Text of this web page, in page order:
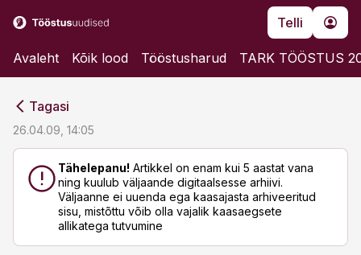
Telli
Avaleht Kõik lood Tööstusharud TARK TÖÖSTUS
Tagasi
26.04.09, 14:05
Tähelepanu! Artikkel on enam kui 5 aastat vana
ning kuulub väljaande digitaalsesse arhiivi.
Väljaanne ei uuenda ega kaasajasta arhiveeritud
sisu, mistõttu võib olla vajalik kaasaegsete
allikatega tutvumine